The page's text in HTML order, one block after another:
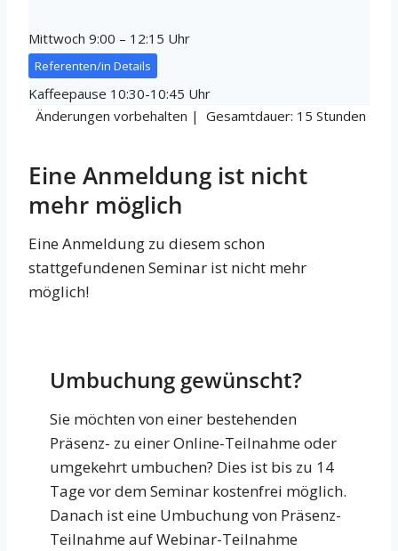
Mittwoch 9:00 – 12:15 Uhr
Referenten/in Details
Kaffeepause 10:30-10:45 Uhr
Änderungen vorbehalten | Gesamtdauer: 15 Stunden
Eine Anmeldung ist nicht
mehr möglich
Eine Anmeldung zu diesem schon
stattgefundenen Seminar ist nicht mehr
möglich!
Umbuchung gewünscht?
Sie möchten von einer bestehenden
Präsenz- zu einer Online-Teilnahme oder
umgekehrt umbuchen? Dies ist bis zu 14
Tage vor dem Seminar kostenfrei möglich.
Danach ist eine Umbuchung von Präsenz-
Teilnahme auf Webinar-Teilnahme